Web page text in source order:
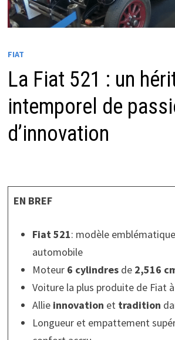
FIAT
La Fiat 521 : un
intemporel de
d’innovation
EN BREF
Fiat 521: modèle
automobile
Moteur 6 cylindresde 2,516
Voiture la plus produite de Fiat
Allie innovation et tradition
Longueur et empattement